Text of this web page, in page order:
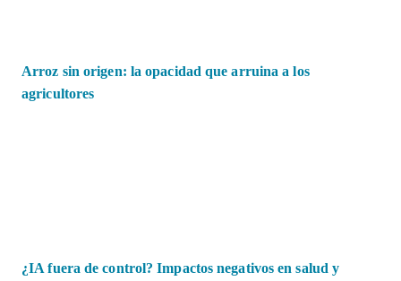
Arroz sin origen: la opacidad que arruina a los
agricultores
¿IA fuera de control? Impactos negativos en salud y